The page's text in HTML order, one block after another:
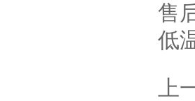
售
低
上